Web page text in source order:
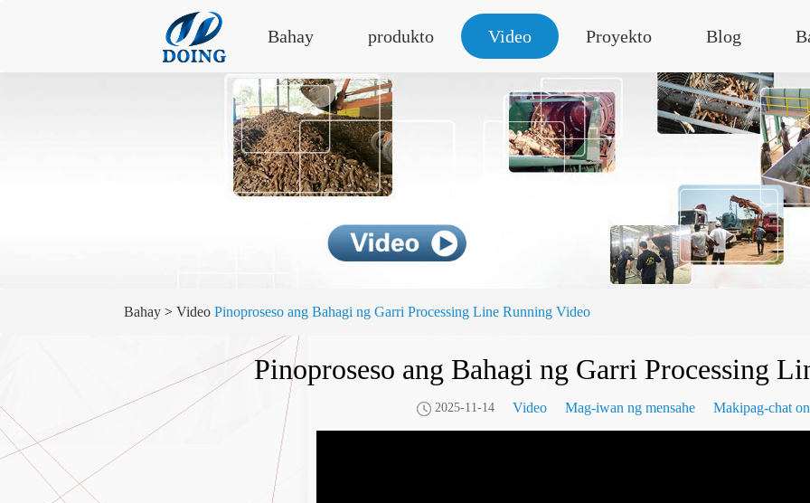
Bahay produkto Video Proyekto Blog
Bahay > Video Pinoproseso ang Bahagi ng Garri Processing Line Running Video
Pinoproseso ang Bahagi ng Garri Processing
2025-11-14 Video Mag-iwan ng mensahe Makipag-chat